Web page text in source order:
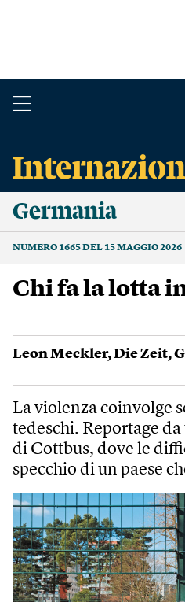
Germania
NUMERO 1665 DEL 15 MAGGIO 2026
Chi fa la lotta
Leon Meckler,Die Zeit,
La violenza coinvolge
tedeschi. Reportage
di Cottbus, dove le
specchio di un paese